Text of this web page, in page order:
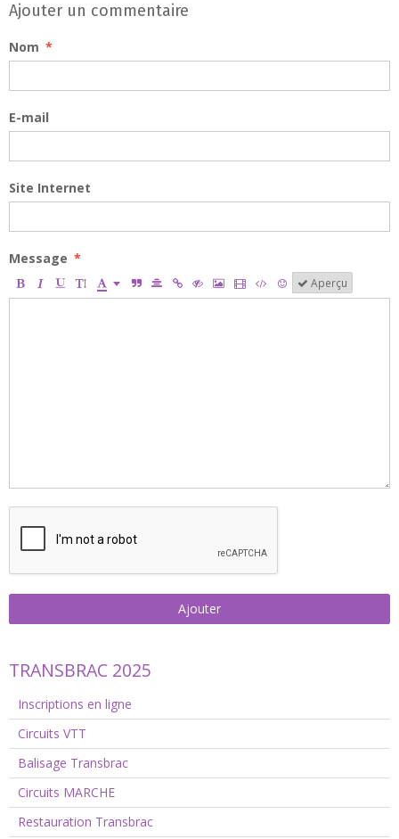
Ajouter un commentaire
Nom
E-mail
Site Internet
Message
Aperçu
Ajouter
TRANSBRAC 2025
Inscriptions en ligne
Circuits VTT
Balisage Transbrac
Circuits MARCHE
Restauration Transbrac